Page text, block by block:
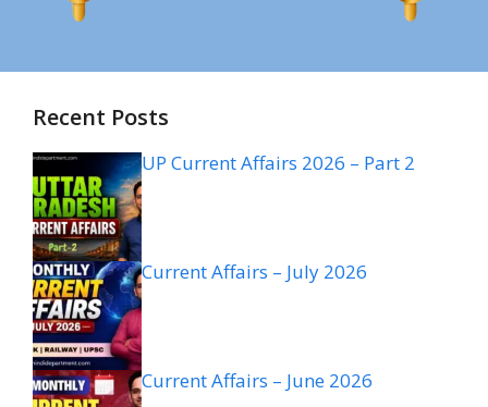
Recent Posts
UP Current Affairs 2026 – Part 2
Current Affairs – July 2026
Current Affairs – June 2026